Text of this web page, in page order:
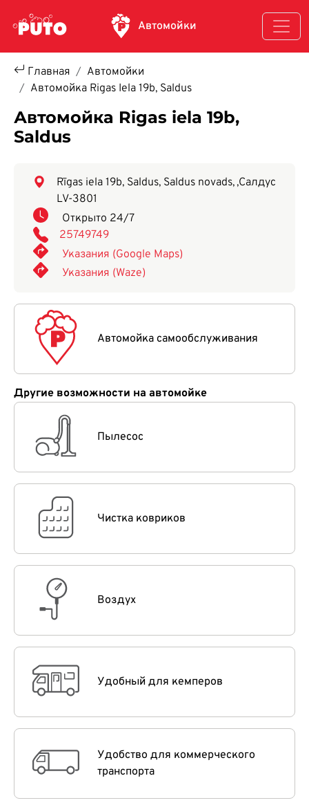
Автомойки
Главная
Автомойки
Автомойка Rigas Iela 19b, Saldus
Автомойка Rigas iela 19b,
Saldus
Rīgas iela 19b, Saldus, Saldus novads,
LV-3801
,Салдус
Открыто 24/7
25749749
Указания (Google Maps)
Указания (Waze)
Автомойка самообслуживания
Другие возможности на автомойке
Пылесос
Чистка ковриков
Воздух
Удобный для кемперов
Удобство для коммерческого
транспорта